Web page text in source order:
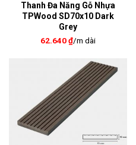
Thanh Đa Năng Gỗ Nhựa
TPWood SD70x10 Dark
Grey
62.640₫/m dài